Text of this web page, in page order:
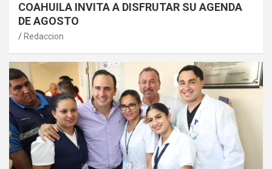
COAHUILA INVITA A DISFRUTAR SU AGENDA
DE AGOSTO
Redaccion